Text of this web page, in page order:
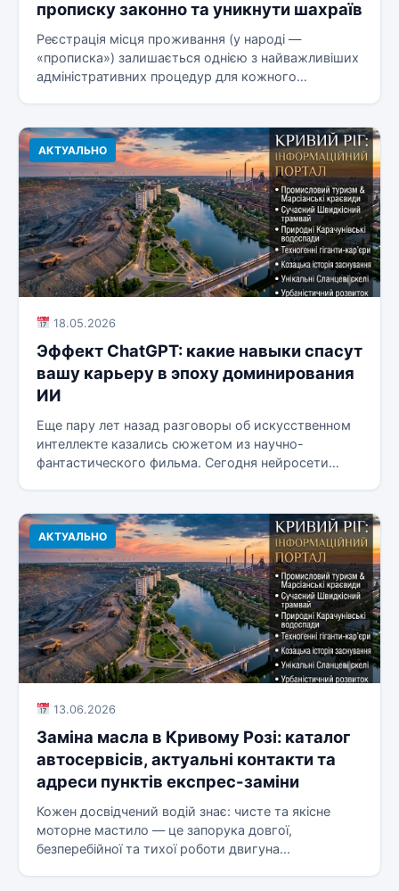
прописку законно та уникнути шахраїв
Реєстрація місця проживання (у народі —
«прописка») залишається однією з найважливіших
адміністративних процедур для кожного
АКТУАЛЬНО
18.05.2026
Эффект ChatGPT: какие навыки спасут
вашу карьеру в эпоху доминирования
ИИ
Еще пару лет назад разговоры об искусственном
интеллекте казались сюжетом из научно-
фантастического фильма. Сегодня нейросети
АКТУАЛЬНО
13.06.2026
Заміна масла в Кривому Розі: каталог
автосервісів, актуальні контакти та
адреси пунктів експрес-заміни
Кожен досвідчений водій знає: чисте та якісне
моторне мастило — це запорука довгої,
безперебійної та тихої роботи двигуна...